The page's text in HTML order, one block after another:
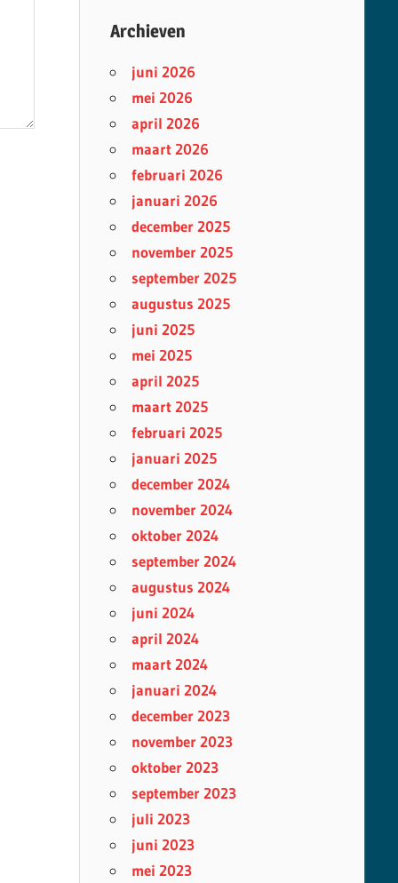
Archieven
juni 2026
mei 2026
april 2026
maart 2026
februari 2026
januari 2026
december 2025
november 2025
september 2025
augustus 2025
juni 2025
mei 2025
april 2025
maart 2025
februari 2025
januari 2025
december 2024
november 2024
oktober 2024
september 2024
augustus 2024
juni 2024
april 2024
maart 2024
januari 2024
december 2023
november 2023
oktober 2023
september 2023
juli 2023
juni 2023
mei 2023